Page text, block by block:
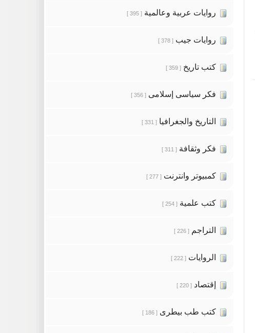
روايات عربية وعالمية [ 395 ]
روايات جيب [ 378 ]
كتب تاريخ [ 359 ]
فكر سياسى إسلامى [ 356 ]
التاريخ والجغرافيا [ 331 ]
فكر وثقافة [ 311 ]
كمبيوتر وانترنت [ 277 ]
كتب علمية [ 254 ]
التراجم [ 226 ]
الروايات [ 222 ]
إقتصاد [ 220 ]
كتب طب بيطرى [ 186 ]